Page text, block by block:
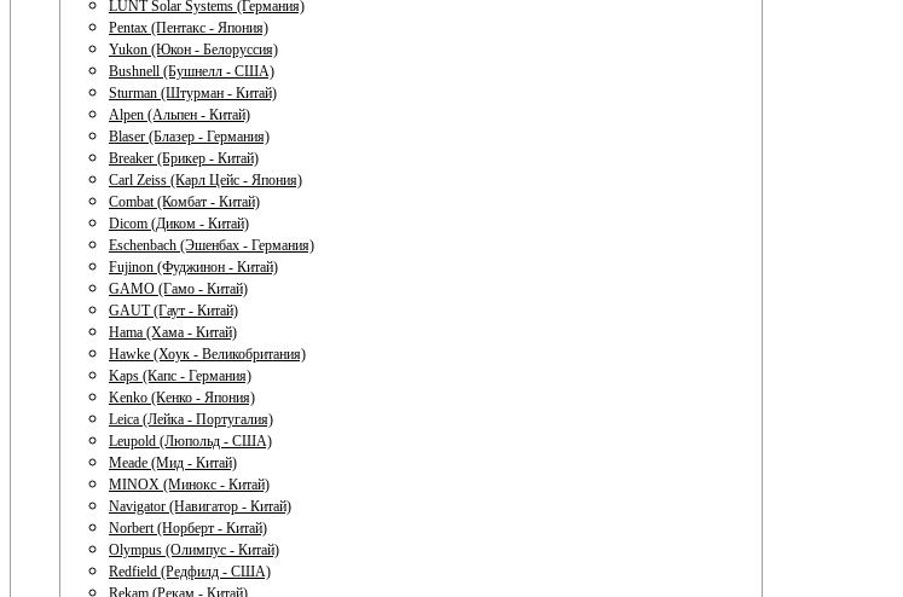
LUNT Solar Systems (Германия)
Pentax (Пентакс - Япония)
Yukon (Юкон - Белоруссия)
Bushnell (Бушнелл - США)
Sturman (Штурман - Китай)
Alpen (Альпен - Китай)
Blaser (Блазер - Германия)
Breaker (Брикер - Китай)
Carl Zeiss (Карл Цейс - Япония)
Combat (Комбат - Китай)
Dicom (Диком - Китай)
Eschenbach (Эшенбах - Германия)
Fujinon (Фуджинон - Китай)
GAMO (Гамо - Китай)
GAUT (Гаут - Китай)
Hama (Хама - Китай)
Hawke (Хоук - Великобритания)
Kaps (Капс - Германия)
Kenko (Кенко - Япония)
Leica (Лейка - Португалия)
Leupold (Люпольд - США)
Meade (Мид - Китай)
MINOX (Минокс - Китай)
Navigator (Навигатор - Китай)
Norbert (Норберт - Китай)
Olympus (Олимпус - Китай)
Redfield (Редфилд - США)
Rekam (Рекам - Китай)